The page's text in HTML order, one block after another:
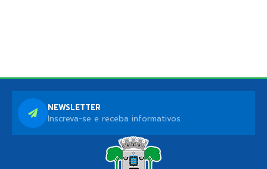
NEWSLETTER
Inscreva-se e receba informativos